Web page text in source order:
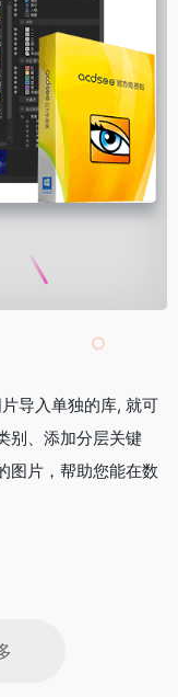
导入单独的库, 就可
别、添加分层关键
图片，帮助您能在数